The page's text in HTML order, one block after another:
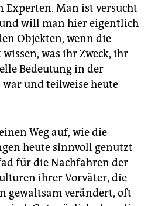
Experten. Man ist versucht
will man hier eigentlich
Objekten, wenn die
was ihr Zweck, ihr
Bedeutung in der
und teilweise heute
Weg auf, wie die
heute sinnvoll genutzt
für die Nachfahren der
ihrer Vorväter, die
gewaltsam verändert, oft